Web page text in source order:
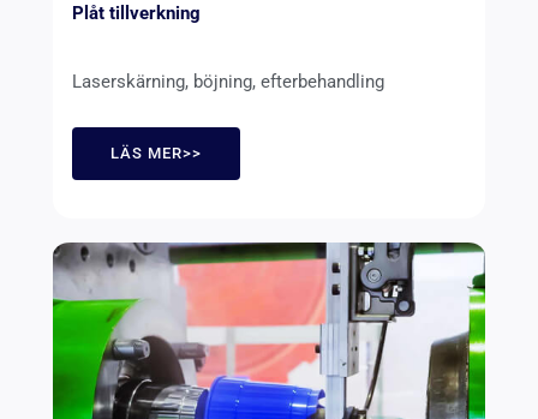
Plåt tillverkning
Laserskärning, böjning, efterbehandling
LÄS MER>>